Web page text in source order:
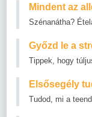
Mindent az
Szénanátha?
Győzd le a
Tippek, hogy
Elsősegély
Tudod, mi a